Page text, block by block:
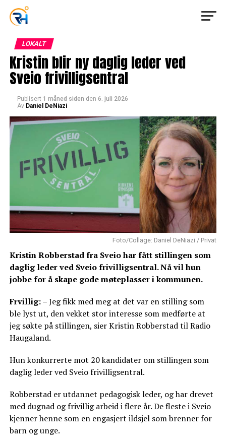
LOKALT
Kristin blir ny daglig leder ved
Sveio frivilligsentral
Publisert 1 måned siden den 6. juli 2026
Av Daniel DeNiazi
Foto/Collage: Daniel DeNiazi / Privat
Kristin Robberstad fra Sveio har fått stillingen som
daglig leder ved Sveio frivilligsentral. Nå vil hun
jobbe for å skape gode møteplasser i kommunen.
Frvillig:– Jeg fikk med meg at det var en stilling som
ble lyst ut, den vekket stor interesse som medførte at
jeg søkte på stillingen, sier Kristin Robberstad til Radio
Haugaland.
Hun konkurrerte mot 20 kandidater om stillingen som
daglig leder ved Sveio frivilligsentral.
Robberstad er utdannet pedagogisk leder, og har drevet
med dugnad og frivillig arbeid i flere år. De fleste i Sveio
kjenner henne som en engasjert ildsjel som brenner for
barn og unge.